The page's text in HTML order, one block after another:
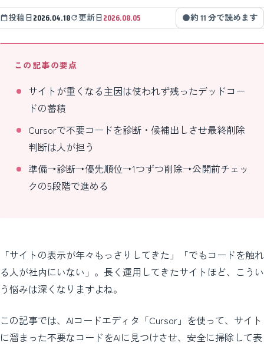
投稿日2026.04.18 更新日2026.08.05 約 11 分で読めます
この記事の要点
サイトが重くなる主因は使われず残ったデッドコー
ドの蓄積
Cursorで不要コードを診断・候補出しさせ最終削除
判断は人が担う
準備→診断→優先順位→1つずつ削除→公開前チェッ
クの5段階で進める
「サイトの表示が年々もっさりしてきた」「でもコードを触れ
る人が社内にいない」。長く運用してきたサイトほど、こうい
う悩みは深くなりますよね。
この記事では、AIコードエディタ「Cursor」を使って、サイト
に溜まった不要なコードをAIに見つけさせ、安全に掃除して表